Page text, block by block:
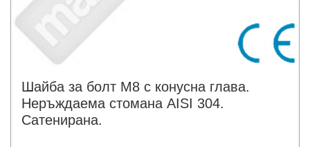
Шайба за болт M8 с конусна глава.
Неръждаема стомана AISI 304.
Сатенирана.